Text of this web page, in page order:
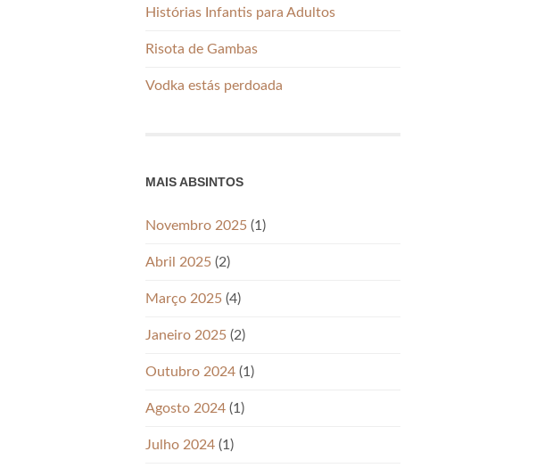
Histórias Infantis para Adultos
Risota de Gambas
Vodka estás perdoada
MAIS ABSINTOS
Novembro 2025 (1)
Abril 2025 (2)
Março 2025 (4)
Janeiro 2025 (2)
Outubro 2024 (1)
Agosto 2024 (1)
Julho 2024 (1)